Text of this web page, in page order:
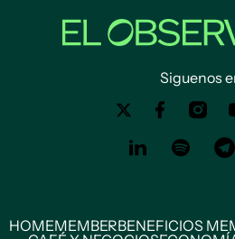
Siguenos
HOMEMEMBERBENEFICIOS